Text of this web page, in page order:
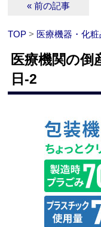
« 前の記事
TOP > 医療機器・化粧
医療機関の
日-2